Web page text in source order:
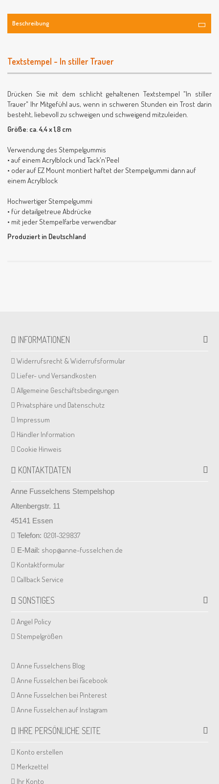
Beschreibung
Textstempel - In stiller Trauer
Drücken Sie mit dem schlicht gehaltenen Textstempel "In stiller
Trauer" Ihr Mitgefühl aus, wenn in schweren Stunden ein Trost darin
besteht, liebevoll zu schweigen und schweigend mitzuleiden.
Größe: ca. 4,4 x 1,8 cm
Verwendung des Stempelgummis
• auf einem Acrylblock und Tack'n'Peel
• oder auf EZ Mount montiert haftet der Stempelgummi dann auf
einem Acrylblock
Hochwertiger Stempelgummi
• für detailgetreue Abdrücke
• mit jeder Stempelfarbe verwendbar
Produziert in Deutschland
INFORMATIONEN
Widerrufsrecht & Widerrufsformular
Liefer- und Versandkosten
Allgemeine Geschäftsbedingungen
Privatsphäre und Datenschutz
Impressum
Händler Information
Cookie Hinweis
KONTAKTDATEN
Anne Fusselchens Stempelshop
Altenbergstr. 11
45141 Essen
Telefon: 0201-329837
E-Mail: shop@anne-fusselchen.de
Kontaktformular
Callback Service
SONSTIGES
Angel Policy
Stempelgrößen
Anne Fusselchens Blog
Anne Fusselchen bei Facebook
Anne Fusselchen bei Pinterest
Anne Fusselchen auf Instagram
IHRE PERSÖNLICHE SEITE
Konto erstellen
Merkzettel
Ihr Konto